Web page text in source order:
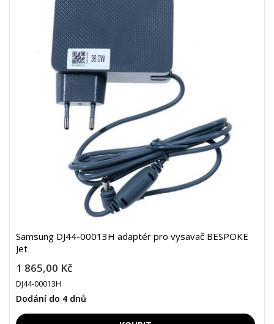
Samsung DJ44-00013H adaptér pro vysavač BESPOKE
Jet
1 865,00 Kč
DJ44-00013H
Dodání do 4 dnů